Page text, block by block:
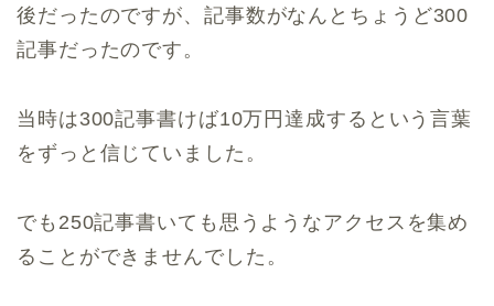
後だったのですが、記事数がなんとちょうど300
記事だったのです。
当時は300記事書けば10万円達成するという言葉
をずっと信じていました。
でも250記事書いても思うようなアクセスを集め
ることができませんでした。